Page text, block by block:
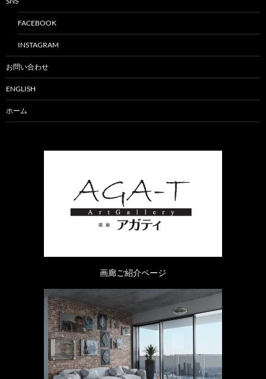
FACEBOOK
INSTAGRAM
お問い合わせ
ENGLISH
ホーム
画廊ご紹介ページ